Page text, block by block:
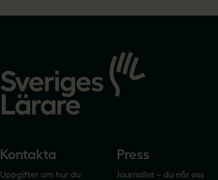
startsidan
Kontakta
Uppgifter om hur du
Press
Journalist – du når oss